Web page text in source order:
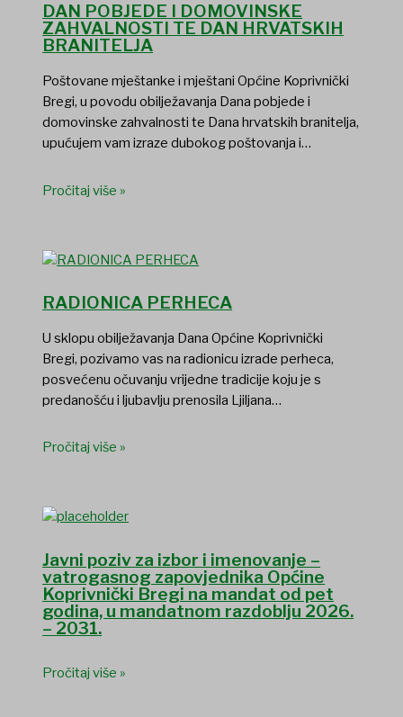
DAN POBJEDE I DOMOVINSKE
ZAHVALNOSTI TE DAN HRVATSKIH
BRANITELJA
Poštovane mještanke i mještani Općine Koprivnički
Bregi, u povodu obilježavanja Dana pobjede i
domovinske zahvalnosti te Dana hrvatskih branitelja,
upućujem vam izraze dubokog poštovanja i…
Pročitaj više »
RADIONICA PERHECA
U sklopu obilježavanja Dana Općine Koprivnički
Bregi, pozivamo vas na radionicu izrade perheca,
posvećenu očuvanju vrijedne tradicije koju je s
predanošću i ljubavlju prenosila Ljiljana…
Pročitaj više »
Javni poziv za izbor i imenovanje –
vatrogasnog zapovjednika Općine
Koprivnički Bregi na mandat od pet
godina, u mandatnom razdoblju 2026.
– 2031.
Pročitaj više »